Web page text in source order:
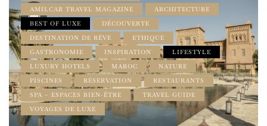
AMILCAR TRAVEL MAGAZINE
ARCHITECTURE
BEST OF LUXE
DÉCOUVERTE
DESTINATION DE RÊVE
ETHIQUE
GASTRONOMIE
INSPIRATION
LIFESTYLE
LUXURY HOTELS
MAROC
NATURE
PISCINES
RÉSERVATION
RESTAURANTS
SPA – ESPACES BIEN-ÊTRE
TRAVEL GUIDE
VOYAGES DE LUXE